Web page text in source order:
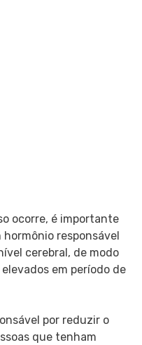
ocorre, é importante
responsável
cerebral, de modo
em período de
por reduzir o
que tenham